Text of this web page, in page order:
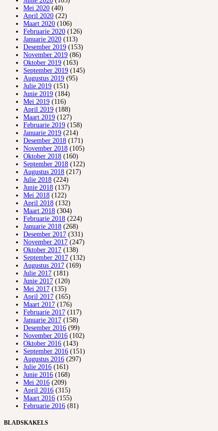
Mei 2020 (40)
April 2020 (22)
Maart 2020 (106)
Februarie 2020 (126)
Januarie 2020 (113)
Desember 2019 (153)
November 2019 (86)
Oktober 2019 (163)
September 2019 (145)
Augustus 2019 (95)
Julie 2019 (151)
Junie 2019 (184)
Mei 2019 (116)
April 2019 (188)
Maart 2019 (127)
Februarie 2019 (158)
Januarie 2019 (214)
Desember 2018 (171)
November 2018 (105)
Oktober 2018 (160)
September 2018 (122)
Augustus 2018 (217)
Julie 2018 (224)
Junie 2018 (137)
Mei 2018 (122)
April 2018 (132)
Maart 2018 (304)
Februarie 2018 (224)
Januarie 2018 (268)
Desember 2017 (331)
November 2017 (247)
Oktober 2017 (138)
September 2017 (132)
Augustus 2017 (169)
Julie 2017 (181)
Junie 2017 (120)
Mei 2017 (135)
April 2017 (165)
Maart 2017 (176)
Februarie 2017 (117)
Januarie 2017 (158)
Desember 2016 (99)
November 2016 (102)
Oktober 2016 (143)
September 2016 (151)
Augustus 2016 (297)
Julie 2016 (161)
Junie 2016 (168)
Mei 2016 (209)
April 2016 (315)
Maart 2016 (155)
Februarie 2016 (81)
BLADSKAKELS